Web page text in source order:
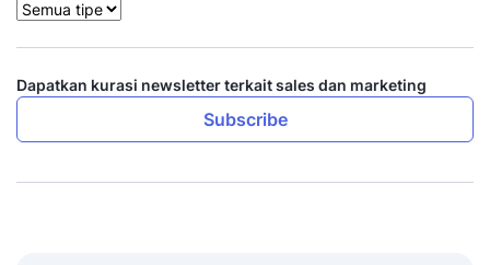
Dapatkan kurasi newsletter terkait sales dan marketing
Subscribe